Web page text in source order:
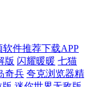
软件推荐下载APP
版 闪耀暖暖 七猫
奇兵 夸克浏览器精